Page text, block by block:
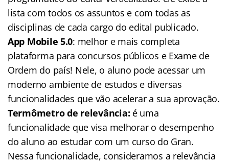
lista com todos os assuntos e com todas as
disciplinas de cada cargo do edital publicado.
App Mobile 5.0: melhor e mais completa
plataforma para concursos públicos e Exame de
Ordem do país! Nele, o aluno pode acessar um
moderno ambiente de estudos e diversas
funcionalidades que vão acelerar a sua aprovação.
Termômetro de relevância: é uma
funcionalidade que visa melhorar o desempenho
do aluno ao estudar com um curso do Gran.
Nessa funcionalidade, consideramos a relevância